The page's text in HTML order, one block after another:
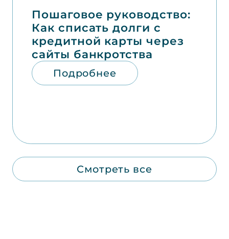
Пошаговое руководство:
Как списать долги с
кредитной карты через
сайты банкротства
Подробнее
Смотреть все